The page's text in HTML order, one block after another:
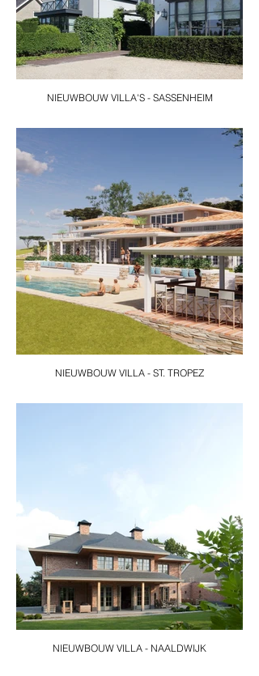
NIEUWBOUW VILLA'S - SASSENHEIM
NIEUWBOUW VILLA - ST. TROPEZ
NIEUWBOUW VILLA - NAALDWIJK